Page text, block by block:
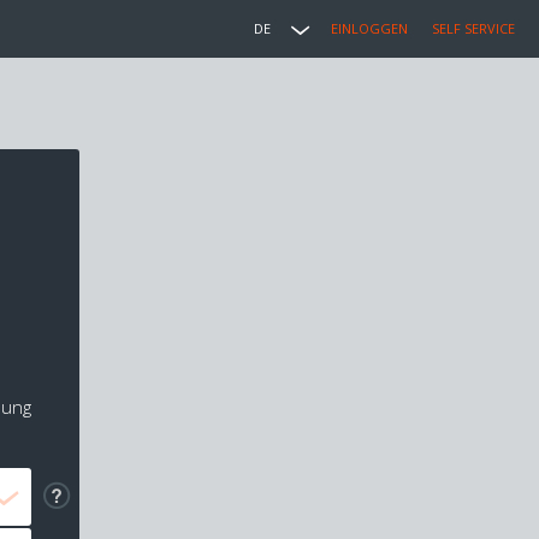
DE EINLOGGEN SELF SERVICE